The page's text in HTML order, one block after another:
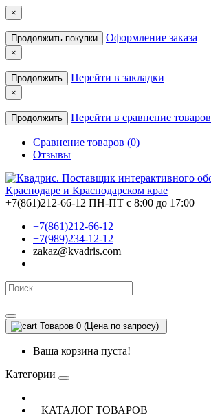
×
Продолжить покупки Оформление заказа
×
Продолжить Перейти в закладки
×
Продолжить Перейти в сравнение товаров
Сравнение товаров (0)
Отзывы
+7(861)212-66-12 ПН-ПТ с 8:00 до 17:00
+7(861)212-66-12
+7(989)234-12-12
zakaz@kvadris.com
Товаров 0 (Цена по запросу)
Ваша корзина пуста!
Категории
КАТАЛОГ ТОВАРОВ